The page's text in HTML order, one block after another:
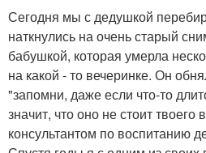
Сегодня мы с дедушкой
наткнулись на очень старый
бабушкой, которая умерла
на какой - то вечеринке. Он
"запомни, даже если что-то
значит, что оно не стоит
консультантом по воспитанию